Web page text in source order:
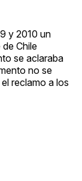
y 2010 un
Chile
se aclaraba
no se
reclamo a los